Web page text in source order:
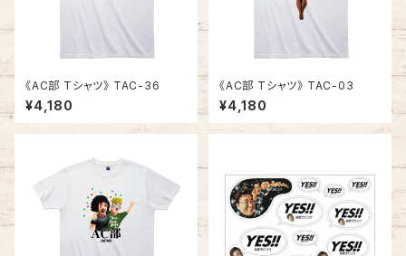
《AC部 Tシャツ》 TAC-36
¥4,180
《AC部 Tシャツ》 TAC-03
¥4,180